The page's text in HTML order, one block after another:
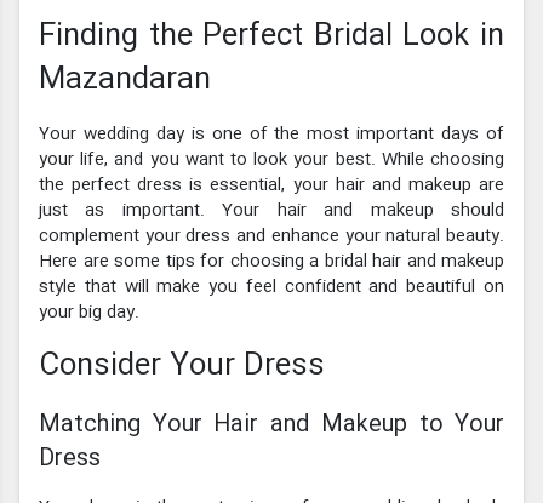
Finding the Perfect Bridal Look in
Mazandaran
Your wedding day is one of the most important days of
your life, and you want to look your best. While choosing
the perfect dress is essential, your hair and makeup are
just as important. Your hair and makeup should
complement your dress and enhance your natural beauty.
Here are some tips for choosing a bridal hair and makeup
style that will make you feel confident and beautiful on
your big day.
Consider Your Dress
Matching Your Hair and Makeup to Your
Dress